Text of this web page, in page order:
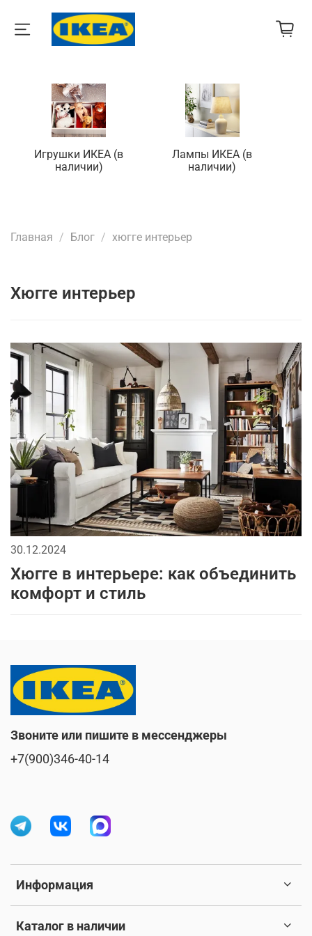
Игрушки ИКЕА (в
наличии)
Лампы ИКЕА (в
наличии)
Главная Блог хюгге интерьер
хюгге интерьер
30.12.2024
Хюгге в интерьере: как объединить
комфорт и стиль
Информация
Каталог в наличии
Звоните или пишите в мессенджеры
+7(900)346-40-14